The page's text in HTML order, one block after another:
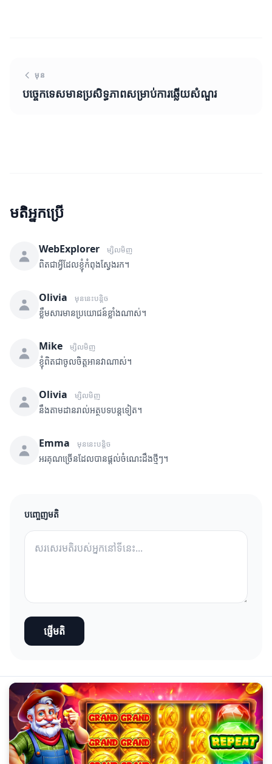
មុន
បច្ចេកទេសមានប្រសិទ្ធភាពសម្រាប់ការឆ្លើយសំណួរ
មតិអ្នកប្រើ
WebExplorer ម្សិលមិញ
ពិតជាអ្វីដែលខ្ញុំកំពុងស្វែងរក។
Olivia មុននេះបន្តិច
ខ្លឹមសារមានប្រយោជន៍ខ្លាំងណាស់។
Mike ម្សិលមិញ
ខ្ញុំពិតជាចូលចិត្តអានវាណាស់។
Olivia ម្សិលមិញ
នឹងតាមដានរាល់អត្ថបទបន្តទៀត។
Emma មុននេះបន្តិច
អរគុណច្រើនដែលបានផ្តល់ចំណេះដឹងថ្មីៗ។
បញ្ចេញមតិ
ផ្ញើមតិ